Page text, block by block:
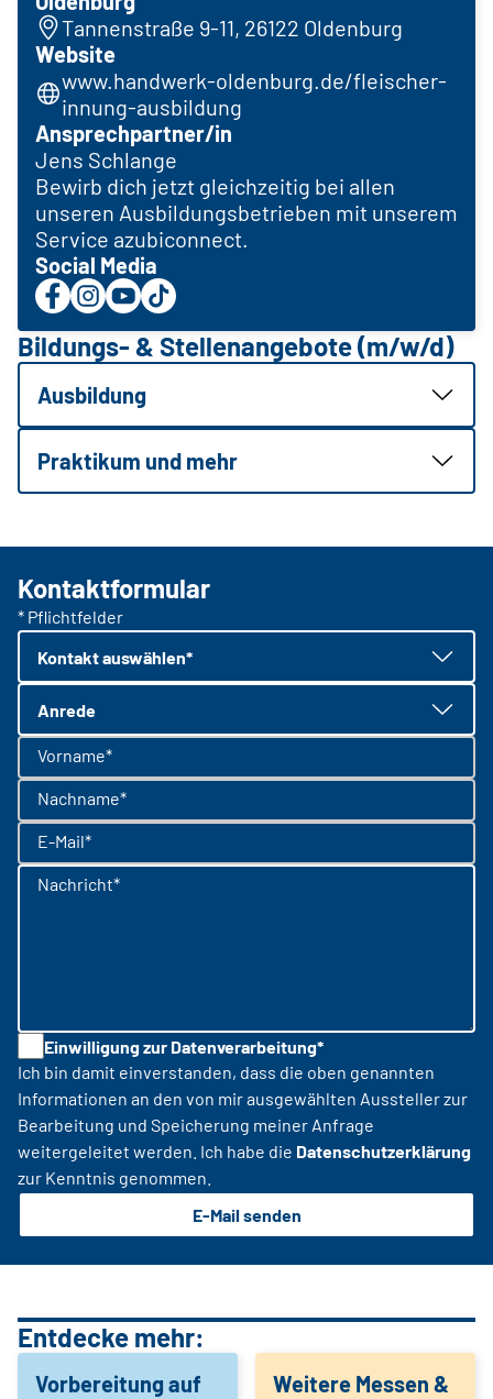
Tannenstraße 9-11, 26122 Oldenburg
Website
www.handwerk-oldenburg.de/fleischer-
innung-ausbildung
Ansprechpartner/in
Jens Schlange
Bewirb dich jetzt gleichzeitig bei allen
unseren Ausbildungsbetrieben mit unserem
Service azubiconnect.
Social Media
Bildungs- & Stellenangebote (m/w/d)
Ausbildung
Praktikum und mehr
Kontaktformular
* Pflichtfelder
Kontakt auswählen*
Anrede
Vorname*
Nachname*
E-Mail*
Nachricht*
Einwilligung zur Datenverarbeitung*
Ich bin damit einverstanden, dass die oben genannten
Informationen an den von mir ausgewählten Aussteller zur
Bearbeitung und Speicherung meiner Anfrage
weitergeleitet werden. Ich habe die Datenschutzerklärung
zur Kenntnis genommen.
E-Mail senden
Entdecke mehr:
Vorbereitung auf
Weitere Messen &